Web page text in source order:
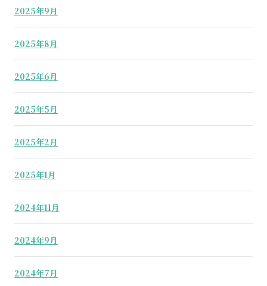
2025年9月
2025年8月
2025年6月
2025年5月
2025年2月
2025年1月
2024年11月
2024年9月
2024年7月